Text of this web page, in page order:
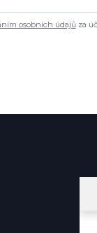
osobních údajůza